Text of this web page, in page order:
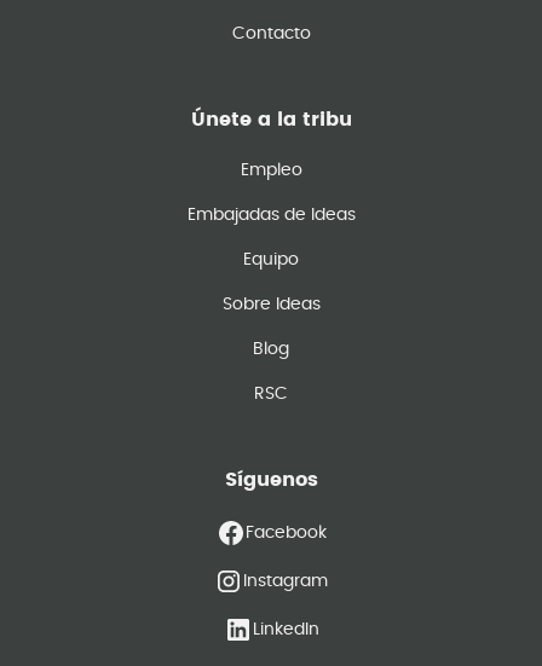
Contacto
Únete a la tribu
Empleo
Embajadas de Ideas
Equipo
Sobre Ideas
Blog
RSC
Síguenos
Facebook
Instagram
LinkedIn